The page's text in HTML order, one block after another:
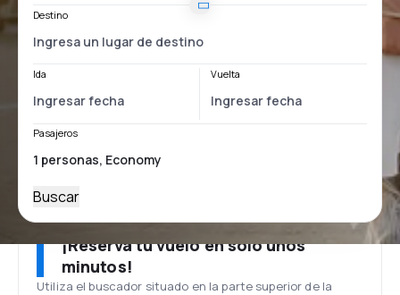
Destino
Ida Vuelta
Pasajeros
Buscar
¡Reserva tu vuelo en solo unos
minutos!
Utiliza el buscador situado en la parte superior de la